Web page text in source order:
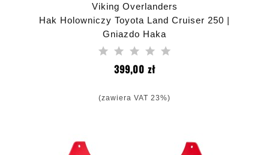
Viking Overlanders
Hak Holowniczy Toyota Land Cruiser 250 |
Gniazdo Haka
399,00 złCena
(zawiera VAT 23%)